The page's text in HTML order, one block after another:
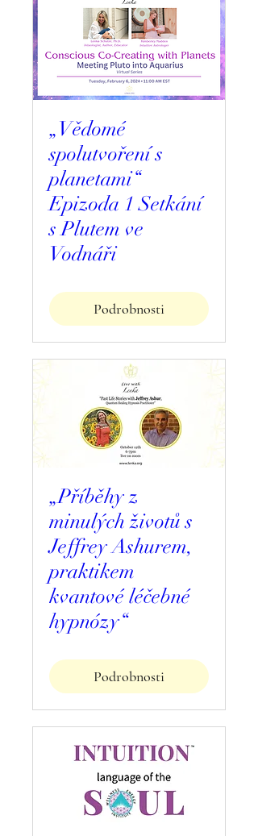
„Vědomé
spolutvoření s
planetami“
Epizoda 1 Setkání
s Plutem ve
Vodnáři
Podrobnosti
„Příběhy z
minulých životů s
Jeffrey Ashurem,
praktikem
kvantové léčebné
hypnózy“
Podrobnosti